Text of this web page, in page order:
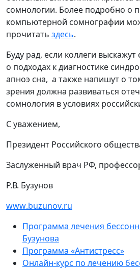
сомнологии. Более подробно о
компьютерной сомнографии
прочитать здесь.
Буду рад, если коллеги
о подходах к диагностике
апноэ сна, а также напишут о
зрения должна развиваться
сомнология в условиях
С уважением,
Президент Российского
Заслуженный врач РФ,
Р.В. Бузунов
www.buzunov.ru
Программа лечения
Бузунова
Программа «Антистресс»
Онлайн-курс по лечению